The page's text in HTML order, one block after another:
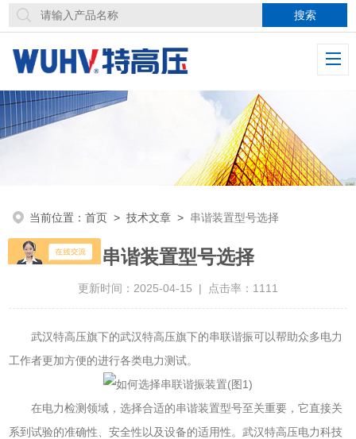
当前位置：首页 >技术文章 > 串谐装置型号选择
串谐装置型号选择
更新时间：2025-04-15 | 点击率：1111
武汉特高压旗下的武汉特高压旗下的串联谐振可以帮助众多电力
工作者更加方便的进行各类电力测试。
在电力检测领域，选择合适的串谐装置型号至关重要，它直接关
系到试验的准确性、安全性以及设备的适用性。武汉特高压电力科技